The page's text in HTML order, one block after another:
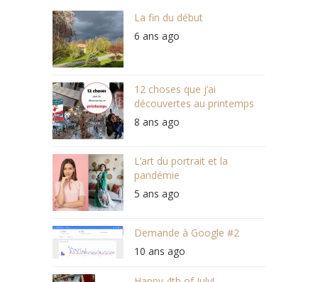
La fin du début
6 ans ago
12 choses que j’ai
découvertes au printemps
8 ans ago
L’art du portrait et la
pandémie
5 ans ago
Demande à Google #2
10 ans ago